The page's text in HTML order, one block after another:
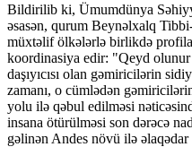
Bildirilib ki, Ümumdünya
əsasən, qurum Beynəlxalq
müxtəlif ölkələrlə birlikdə
koordinasiya edir: "Qeyd
daşıyıcısı olan gəmiricilərin
zamanı, o cümlədən
yolu ilə qəbul edilməsi
insana ötürülməsi son dərəcə
gəlinən Andes növü ilə